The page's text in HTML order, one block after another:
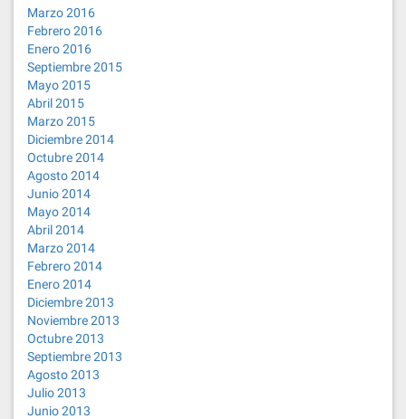
Marzo 2016
Febrero 2016
Enero 2016
Septiembre 2015
Mayo 2015
Abril 2015
Marzo 2015
Diciembre 2014
Octubre 2014
Agosto 2014
Junio 2014
Mayo 2014
Abril 2014
Marzo 2014
Febrero 2014
Enero 2014
Diciembre 2013
Noviembre 2013
Octubre 2013
Septiembre 2013
Agosto 2013
Julio 2013
Junio 2013